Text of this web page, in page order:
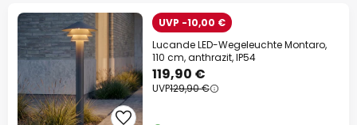
UVP -10,00 €
Lucande LED-Wegeleuchte Montaro,
110 cm, anthrazit, IP54
119,90 €
UVP129,90 €